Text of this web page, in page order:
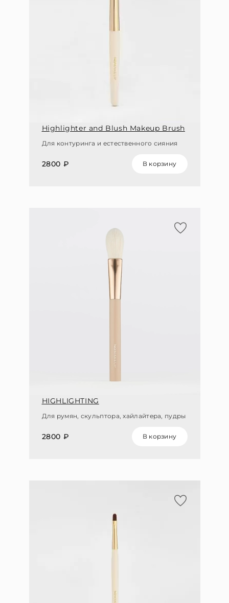
Highlighter and Blush Makeup Brush
Для контуринга и естественного сияния
2800 ₽ В корзину
HIGHLIGHTING
Для румян, скульптора, хайлайтера, пудры
2800 ₽ В корзину